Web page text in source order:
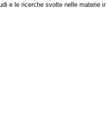
e le ricerche svolte nelle materie